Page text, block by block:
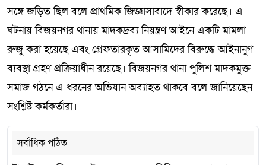
সঙ্গে জড়িত ছিল বলে প্রাথমিক জিজ্ঞাসাবাদে স্বীকার করেছে। এ
ঘটনায় বিজয়নগর থানায় মাদকদ্রব্য নিয়ন্ত্রণ আইনে একটি মামলা
রুজু করা হয়েছে এবং গ্রেফতারকৃত আসামিদের বিরুদ্ধে আইনানুগ
ব্যবস্থা গ্রহণ প্রক্রিয়াধীন রয়েছে। বিজয়নগর থানা পুলিশ মাদকমুক্ত
সমাজ গঠনে এ ধরনের অভিযান অব্যাহত থাকবে বলে জানিয়েছেন
সংশ্লিষ্ট কর্মকর্তারা।
সর্বাধিক পঠিত